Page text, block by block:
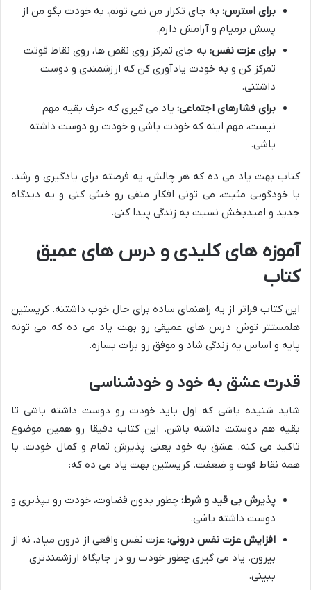
برای استرس: به جای تکرار من نمی تونم، به خودت بگو من از
پسش برمیام و آرامش دارم.
برای عزت نفس: به جای تمرکز روی نقص ها، روی نقاط قوتت
تمرکز کن و به خودت یادآوری کن که ارزشمندی و دوست
داشتنی.
برای فشارهای اجتماعی: یاد می گیری که حرف بقیه مهم
نیست، مهم اینه که خودت باشی و خودت رو دوست داشته
باشی.
کتاب بهت یاد می ده که هر چالش، یه فرصته برای یادگیری و رشد.
با خودگویی مثبت، می تونی افکار منفی رو خنثی کنی و یه دیدگاه
جدید و امیدبخش نسبت به زندگی پیدا کنی.
آموزه های کلیدی و درس های عمیق
کتاب
این کتاب فراتر از یه راهنمای ساده برای حال خوب داشتنه. کریستین
هلمستتر توش درس های عمیقی رو بهت یاد می ده که می تونه
پایه و اساس یه زندگی شاد و موفق رو برات بسازه.
قدرت عشق به خود و خودشناسی
شاید شنیده باشی که اول باید خودت رو دوست داشته باشی تا
بقیه هم دوستت داشته باشن. این کتاب دقیقا رو همین موضوع
تاکید می کنه. عشق به خود یعنی پذیرش تمام و کمال خودت، با
همه نقاط قوت و ضعفت. کریستین بهت یاد می ده که:
پذیرش بی قید و شرط: چطور بدون قضاوت، خودت رو بپذیری و
دوست داشته باشی.
افزایش عزت نفس درونی: عزت نفس واقعی از درون میاد، نه از
بیرون. یاد می گیری چطور خودت رو در جایگاه ارزشمندتری
ببینی.